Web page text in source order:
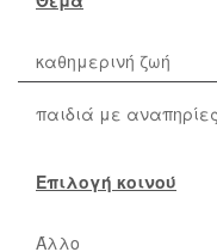
καθημερινή ζωή
παιδιά με αναπηρίες
Επιλογή κοινού
Άλλο